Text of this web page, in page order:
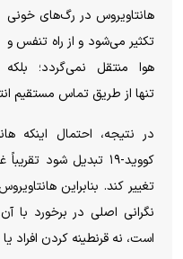
هانتاویروس در رگ‌های خونی
تکثیر می‌شود و از راه تنفس و
هوا منتقل نمی‌گردد؛ بلکه
تنها از طریق تماس مستقیم
در نتیجه، احتمال اینکه
کووید-۱۹ تبدیل شود
تغییر کند. بنابراین
نگرانی اصلی در برخورد
است، نه قرنطینه کردن افراد